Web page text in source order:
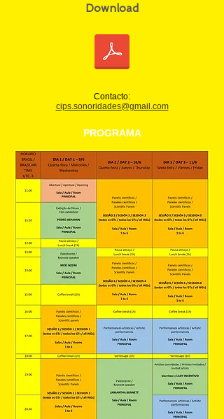
Download
Contacto:
cips.sonoridades@gmail.com
PROGRAMA